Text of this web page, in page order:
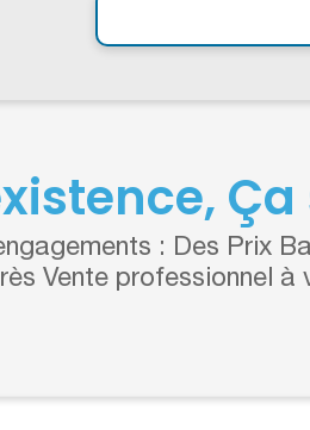
: Des Prix
Vente professionnel à